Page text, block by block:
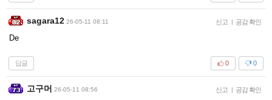
sagara12 26-05-11 08:11 신고 | 공감 확인
De
답글 0
0
고구머 26-05-11 08:56 신고 | 공감 확인